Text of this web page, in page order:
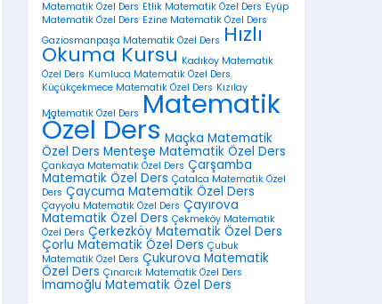
Matematik Özel Ders
Etlik Matematik Özel Ders
Eyüp
Matematik Özel Ders
Ezine Matematik Özel Ders
Gaziosmanpaşa Matematik Özel Ders
Hızlı
Okuma Kursu
Kadıköy Matematik
Özel Ders
Kumluca Matematik Özel Ders
Küçükçekmece Matematik Özel Ders
Kızılay
Matematik Özel Ders
Matematik
Özel Ders
Maçka Matematik
Özel Ders Menteşe Matematik Özel Ders
Çankaya Matematik Özel Ders Çarşamba
Matematik Özel Ders Çatalca Matematik Özel
Ders Çaycuma Matematik Özel Ders
Çayyolu Matematik Özel Ders Çayırova
Matematik Özel Ders Çekmeköy Matematik
Özel Ders Çerkezköy Matematik Özel Ders
Çorlu Matematik Özel Ders Çubuk
Matematik Özel Ders Çukurova Matematik
Özel Ders Çınarcık Matematik Özel Ders
İmamoğlu Matematik Özel Ders